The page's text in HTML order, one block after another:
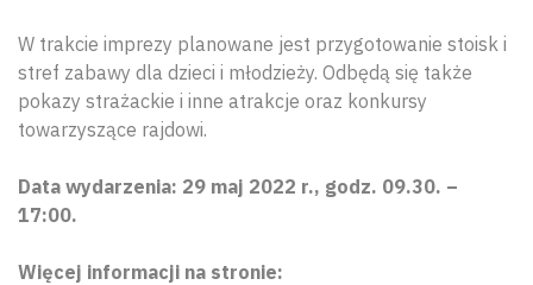
W trakcie imprezy planowane jest przygotowanie stoisk i
stref zabawy dla dzieci i młodzieży. Odbędą się także
pokazy strażackie i inne atrakcje oraz konkursy
towarzyszące rajdowi.
Data wydarzenia: 29 maj 2022 r., godz. 09.30. –
17:00.
Więcej informacji na stronie: